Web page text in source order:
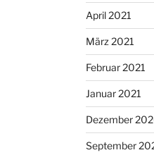
April 2021
März 2021
Februar 2021
Januar 2021
Dezember
September